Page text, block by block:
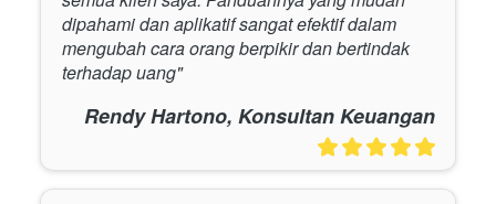
dipahami dan aplikatif sangat efektif dalam
mengubah cara orang berpikir dan bertindak
terhadap uang"
Rendy Hartono, Konsultan Keuangan